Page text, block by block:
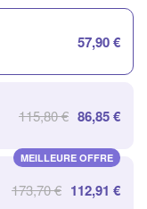
57,90 €
115,80 € 86,85 €
MEILLEURE OFFRE
173,70 € 112,91 €